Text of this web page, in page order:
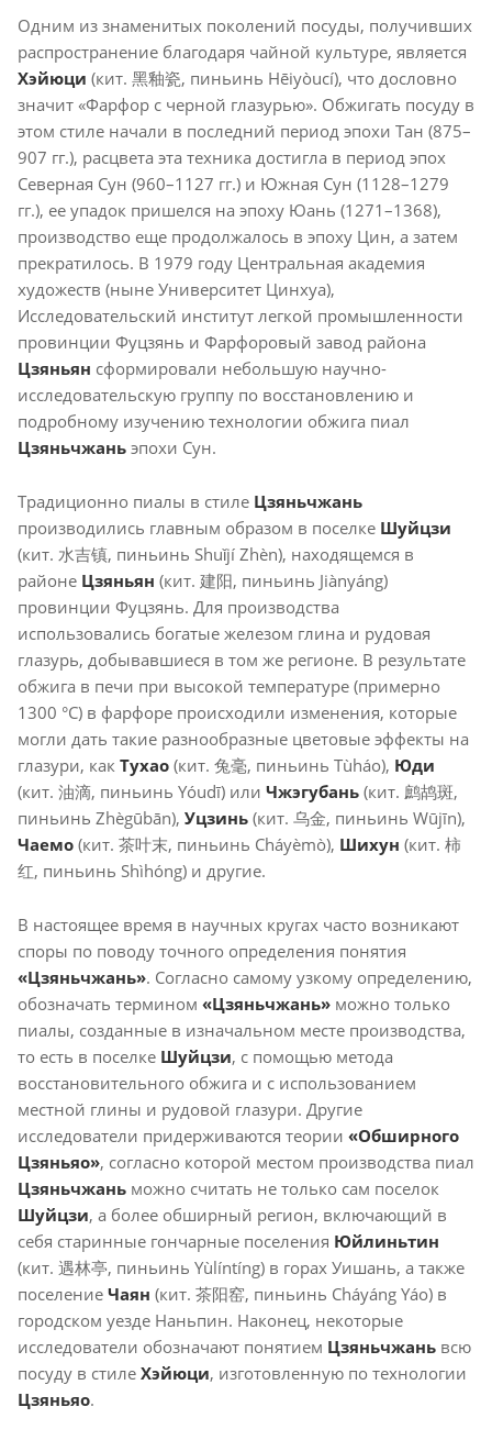
Одним из знаменитых поколений посуды, получивших
распространение благодаря чайной культуре, является
Хэйюци (кит. 黑釉瓷, пиньинь Hēiyòucí), что дословно
значит «Фарфор с черной глазурью». Обжигать посуду в
этом стиле начали в последний период эпохи Тан (875–
907 гг.), расцвета эта техника достигла в период эпох
Северная Сун (960–1127 гг.) и Южная Сун (1128–1279
гг.), ее упадок пришелся на эпоху Юань (1271–1368),
производство еще продолжалось в эпоху Цин, а затем
прекратилось. В 1979 году Центральная академия
художеств (ныне Университет Цинхуа),
Исследовательский институт легкой промышленности
провинции Фуцзянь и Фарфоровый завод района
Цзяньян сформировали небольшую научно-
исследовательскую группу по восстановлению и
подробному изучению технологии обжига пиал
Цзяньчжань эпохи Сун.
Традиционно пиалы в стиле Цзяньчжань
производились главным образом в поселке Шуйцзи
(кит. 水吉镇, пиньинь Shuǐjí Zhèn), находящемся в
районе Цзяньян (кит. 建阳, пиньинь Jiànyáng)
провинции Фуцзянь. Для производства
использовались богатые железом глина и рудовая
глазурь, добывавшиеся в том же регионе. В результате
обжига в печи при высокой температуре (примерно
1300 °C) в фарфоре происходили изменения, которые
могли дать такие разнообразные цветовые эффекты на
глазури, как Тухао (кит. 兔毫, пиньинь Tùháo), Юди
(кит. 油滴, пиньинь Yóudī) или Чжэгубань (кит. 鹧鸪斑,
пиньинь Zhègūbān), Уцзинь (кит. 乌金, пиньинь Wūjīn),
Чаемо (кит. 茶叶末, пиньинь Cháyèmò), Шихун (кит. 柿
红, пиньинь Shìhóng) и другие.
В настоящее время в научных кругах часто возникают
споры по поводу точного определения понятия
«Цзяньчжань». Согласно самому узкому определению,
обозначать термином «Цзяньчжань» можно только
пиалы, созданные в изначальном месте производства,
то есть в поселке Шуйцзи, с помощью метода
восстановительного обжига и с использованием
местной глины и рудовой глазури. Другие
исследователи придерживаются теории «Обширного
Цзяньяо», согласно которой местом производства пиал
Цзяньчжань можно считать не только сам поселок
Шуйцзи, а более обширный регион, включающий в
себя старинные гончарные поселения Юйлиньтин
(кит. 遇林亭, пиньинь Yùlíntíng) в горах Уишань, а также
поселение Чаян (кит. 茶阳窑, пиньинь Cháyáng Yáo) в
городском уезде Наньпин. Наконец, некоторые
исследователи обозначают понятием Цзяньчжань всю
посуду в стиле Хэйюци, изготовленную по технологии
Цзяньяо.